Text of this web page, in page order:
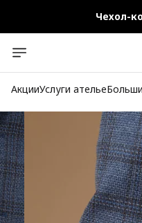
Чехол-
Бесплатная
АкцииУслуги ателье